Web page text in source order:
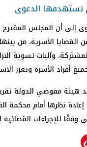
تستهدفها الدعوى
إلى أن المجلس
الأسرية، من
وآليات تسوية
أفراد الأسرة ويعزز
هيئة مفوضي الدولة
نظرها أمام محكمة
وفقًا للإجراءات القضائية